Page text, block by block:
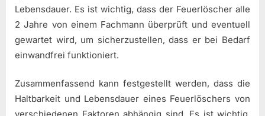
Lebensdauer. Es ist wichtig, dass der Feuerlöscher alle
2 Jahre von einem Fachmann überprüft und eventuell
gewartet wird, um sicherzustellen, dass er bei Bedarf
einwandfrei funktioniert.
Zusammenfassend kann festgestellt werden, dass die
Haltbarkeit und Lebensdauer eines Feuerlöschers von